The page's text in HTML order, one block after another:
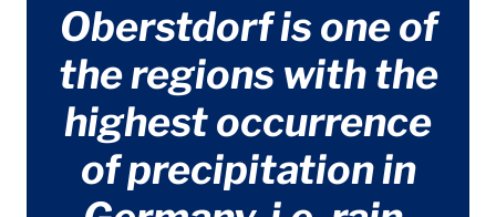
Oberstdorf is one of
the regions with the
highest occurrence
of precipitation in